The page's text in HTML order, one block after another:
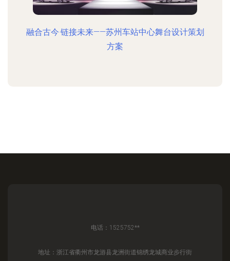
融合古今·链接未来——苏州车站中心舞台设计策划
方案
电话：1525752**
地址：浙江省衢州市龙游县龙洲街道锦绣龙城商业步行街